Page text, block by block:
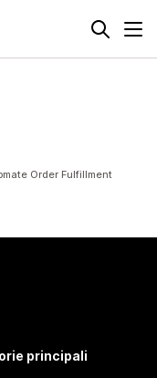
Order Fulfillment
principali